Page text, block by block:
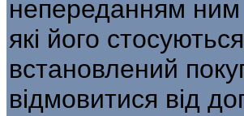
непереданням ним
які його
встановлений
відмовитися від